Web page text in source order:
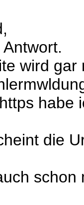
wird
habe
die
schon